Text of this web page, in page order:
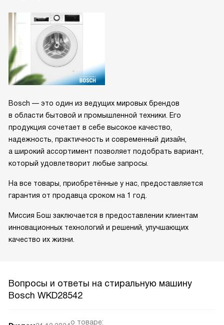
Bosch — это один из ведущих мировых брендов
в области бытовой и промышленной техники. Его
продукция сочетает в себе высокое качество,
надежность, практичность и современный дизайн,
а широкий ассортимент позволяет подобрать вариант,
который удовлетворит любые запросы.
На все товары, приобретённые у нас, предоставляется
гарантия от продавца сроком на 1 год.
Миссия Бош заключается в предоставлении клиентам
инновационных технологий и решений, улучшающих
качество их жизни.
Вопросы и ответы на стиральную машину
Bosch WKD28542
о товаре: